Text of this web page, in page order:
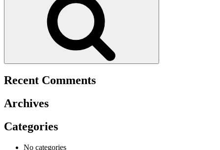
Recent Comments
Archives
Categories
No categories